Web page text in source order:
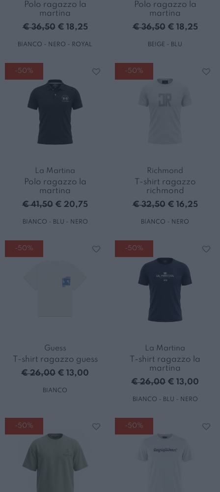
Polo ragazzo la
martina
€ 36,50 € 18,25
BIANCO - NERO - ROYAL
Polo ragazzo la
martina
€ 36,50 € 18,25
BEIGE - BLU
-50%
La Martina
Polo ragazzo la
martina
€ 41,50 € 20,75
BIANCO - BLU - NERO
-50%
Richmond
T-shirt ragazzo
richmond
€ 32,50 € 16,25
BIANCO - NERO
-50%
Guess
T-shirt ragazzo guess
€ 26,00 € 13,00
BIANCO
-50%
La Martina
T-shirt ragazzo la
martina
€ 26,00 € 13,00
BIANCO - BLU - NERO
-50% -50%